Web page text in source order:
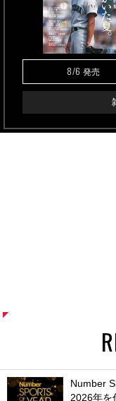
8/6 発売
Number
2026年を